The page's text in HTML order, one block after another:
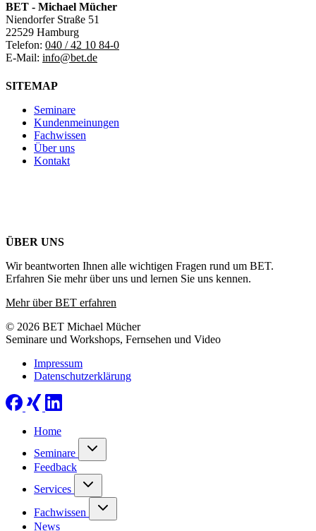
BET - Michael Mücher
Niendorfer Straße 51
22529 Hamburg
Telefon: 040 / 42 10 84-0
E-Mail: info@bet.de
SITEMAP
Seminare
Kundenmeinungen
Fachwissen
Über uns
Kontakt
ÜBER UNS
Wir beantworten Ihnen alle wichtigen Fragen rund um BET.
Erfahren Sie mehr über uns und lernen Sie uns kennen.
Mehr über BET erfahren
© 2026 BET Michael Mücher
Seminare und Workshops, Fernsehen und Video
Impressum
Datenschutzerklärung
Home
Seminare
Feedback
Services
Fachwissen
News